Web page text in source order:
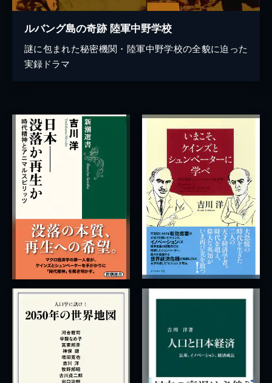
ルバング島の奇跡 陸軍中野学校
謎に包まれた秘密機関・陸軍中野学校の全貌に迫った
実録ドラマ